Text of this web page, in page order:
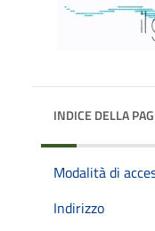
INDICE DELLA
Modalità di
Indirizzo